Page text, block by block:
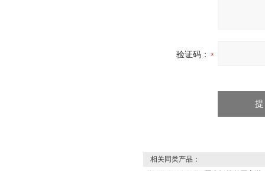
验证码：
相关同类产品：